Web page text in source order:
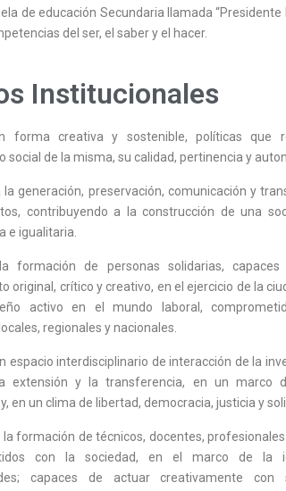
de educación Secundaria llamada
del ser, el saber y el hacer.
Institucionales
forma creativa y sostenible, políticas que
social de la misma, su calidad, pertinencia y
la generación, preservación, comunicación y
contribuyendo a la construcción de una
e igualitaria.
formación de personas solidarias,
original, crítico y creativo, en el ejercicio de la
activo en el mundo laboral,
regionales y nacionales.
espacio interdisciplinario de interacción de la
extensión y la transferencia, en un marco
en un clima de libertad, democracia, justicia y
la formación de técnicos, docentes,
con la sociedad, en el marco de la
capaces de actuar creativamente con